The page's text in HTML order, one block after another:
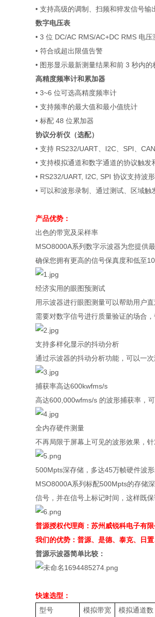
• 支持高级的调制、扫频和猝发信号输
数字电压表
• 3 位 DC/AC RMS/AC+DC RMS 电压
• 符合或超出限值告警
• 图形显示最新测量结果和前 3 秒内的
高精度频率计和累加器
• 3~6 位可选高精度频率计
• 支持频率的最大值和最小值统计
• 标配 48 位累加器
协议分析仪（选配）
• 支持 RS232/UART I2C SPI CAN
• 支持模拟通道和数字通道的协议触发
• RS232/UART, I2C, SPI 协议支持波
• 可以和波形录制、通过测试、区域触
产品优势：
出色的带宽及采样率
MSO8000A系列数字示波器为您提供
确保您拥有更高的信号保真度和低至
经济实用的眼图预测试
用示波器进行眼图测量可以帮助用户
需要对数字信号进行质量验证的场合
支持多样化显示的抖动分析
通过示波器的抖动分析功能，可以一
捕获率高达600kwfms/s
高达600,000wfms/s 的波形捕获率，
全内存硬件测量
不再局限于屏幕上可见的波形效果，
500Mpts深存储，多达45万帧硬件波形
MSO8000A系列标配500Mpts的存储
信号，并在信号上标记时间，这样既
普源授权代理商：苏州威锐科电子有限
我们的优势：普源、是德、泰克、日
普源示波器简单比较：
快速选型：
型号
模拟带宽 模拟通道数